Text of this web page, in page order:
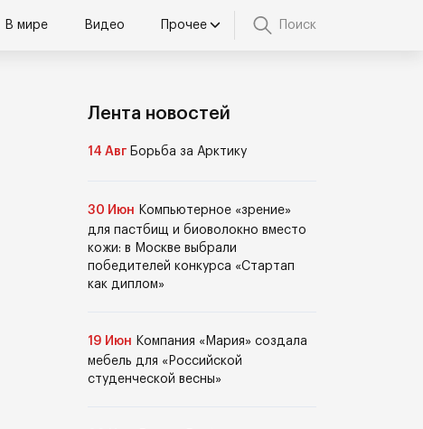
В мире Видео Прочее Поиск
Лента новостей
14 Авг Борьба за Арктику
30 Июн Компьютерное «зрение»
для пастбищ и биоволокно вместо
кожи: в Москве выбрали
победителей конкурса «Стартап
как диплом»
19 Июн Компания «Мария» создала
мебель для «Российской
студенческой весны»